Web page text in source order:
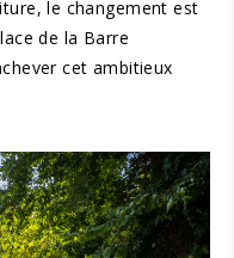
le changement est
de la Barre
cet ambitieux